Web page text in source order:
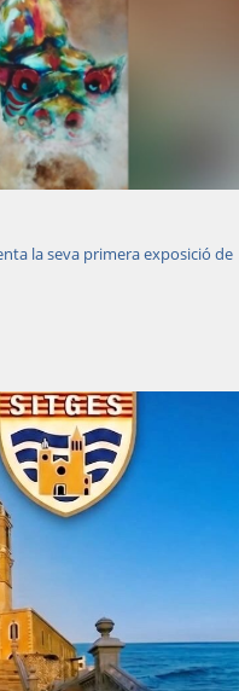
la seva primera exposició de